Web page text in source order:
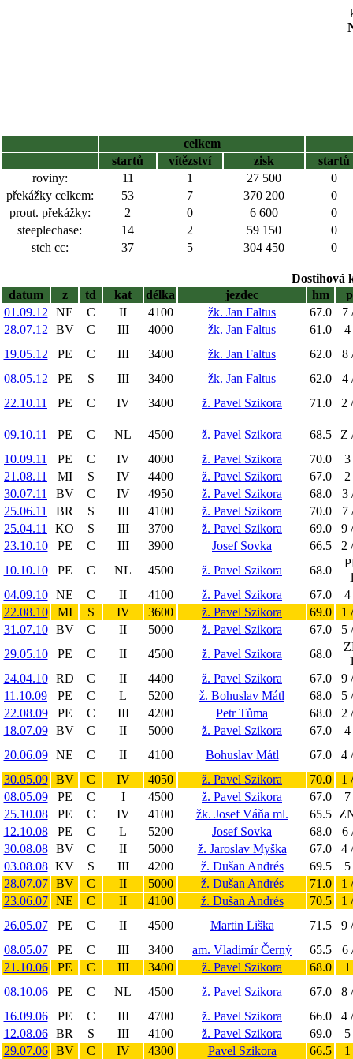
celkem
startů
vítězství zisk
startů
roviny:
11 1 27 500
0
překážky celkem:
53 7 370 200
0
prout. překážky:
2 0 6 600
0
steeplechase:
14 2 59 150
0
stch cc:
37 5 304 450 0
Dostihová
datum
z td kat délka jezdec hm
01.09.12
NE C II 4100 žk. Jan Faltus 67.0
7
28.07.12
BV C III 4000 žk. Jan Faltus 61.0
4
19.05.12
PE C III 3400 žk. Jan Faltus 62.0
8
08.05.12
PE S III 3400 žk. Jan Faltus 62.0
4
22.10.11
PE C IV 3400 ž. Pavel Szikora 71.0 2
09.10.11 PE C NL 4500 ž. Pavel Szikora 68.5
Z
10.09.11
PE C IV 4000 ž. Pavel Szikora 70.0
3
21.08.11
MI S IV 4400 ž. Pavel Szikora 67.0
30.07.11
BV C IV 4950 ž. Pavel Szikora 68.0
3
25.06.11
BR S III 4100 ž. Pavel Szikora 70.0
7
25.04.11
KO S III 3700 ž. Pavel Szikora 69.0
9
23.10.10
PE C III 3900 Josef Sovka 66.5
2
10.10.10
PE C NL 4500 ž. Pavel Szikora 68.0
04.09.10
NE C II 4100 ž. Pavel Szikora 67.0
4
22.08.10
MI S IV 3600 ž. Pavel Szikora 69.0
1
31.07.10
BV C II 5000 ž. Pavel Szikora 67.0
5
29.05.10
PE C II 4500 ž. Pavel Szikora 68.0
24.04.10
RD C II 4400 ž. Pavel Szikora 67.0
9
11.10.09
PE C L 5200 ž. Bohuslav Mátl 68.0
5
22.08.09
PE C III 4200 Petr Tůma 68.0
2
18.07.09
BV C II 5000 ž. Pavel Szikora 67.0
4
20.06.09
NE C II 4100 Bohuslav Mátl 67.0
4
30.05.09
BV C IV 4050 ž. Pavel Szikora 70.0
1
08.05.09
PE C I 4500 ž. Pavel Szikora 67.0
25.10.08
PE C IV 4100 žk. Josef Váňa ml. 65.5
12.10.08
PE C L 5200 Josef Sovka 68.0
6
30.08.08
BV C II 5000 ž. Jaroslav Myška 67.0
4
03.08.08 KV S III 4200 ž. Dušan Andrés 69.5
28.07.07
BV C II 5000 ž. Dušan Andrés 71.0
1
23.06.07
NE C II 4100 ž. Dušan Andrés 70.5
1
26.05.07
PE C II 4500 Martin Liška 71.5
9
08.05.07
PE C III 3400 am. Vladimír Černý 65.5
6
21.10.06
PE C III 3400 ž. Pavel Szikora 68.0
08.10.06
PE C NL 4500 ž. Pavel Szikora 67.0
8
16.09.06
PE C III 4700 ž. Pavel Szikora 66.0
4
12.08.06
BR S III 4100 ž. Pavel Szikora 69.0
29.07.06
BV C IV 4300 Pavel Szikora 66.5